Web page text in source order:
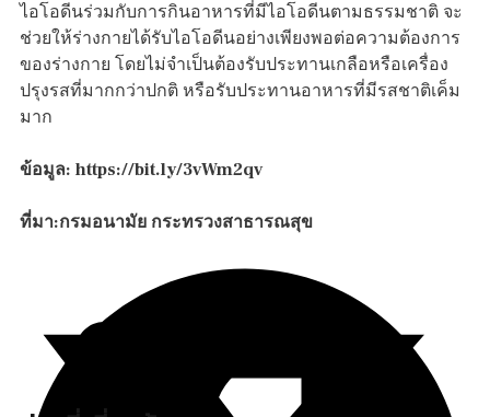
ไอโอดีนร่วมกับการกินอาหารที่มีไอโอดีนตามธรรมชาติ จะ
ช่วยให้ร่างกายได้รับไอโอดีนอย่างเพียงพอต่อความต้องการ
ของร่างกาย โดยไม่จำเป็นต้องรับประทานเกลือหรือเครื่อง
ปรุงรสที่มากกว่าปกติ หรือรับประทานอาหารที่มีรสชาติเค็ม
มาก
ข้อมูล: https://bit.ly/3vWm2qv
ที่มา:กรมอนามัย กระทรวงสาธารณสุข